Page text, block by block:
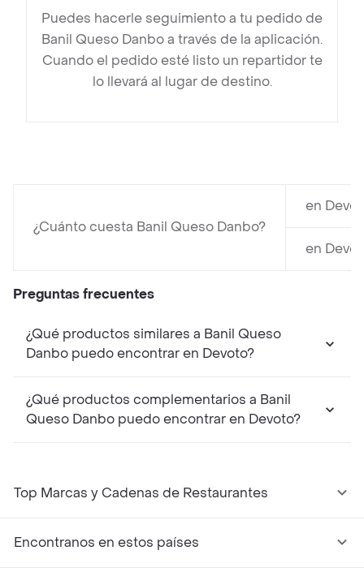
Puedes hacerle seguimiento a tu pedido de
Banil Queso Danbo a través de la aplicación.
Cuando el pedido esté listo un repartidor te
lo llevará al lugar de destino.
¿Cuánto cuesta Banil Queso Danbo?
en
en
Preguntas frecuentes
¿Qué productos similares a Banil Queso
Danbo puedo encontrar en Devoto?
¿Qué productos complementarios a Banil
Queso Danbo puedo encontrar en Devoto?
Top Marcas y Cadenas de Restaurantes
Encontranos en estos países